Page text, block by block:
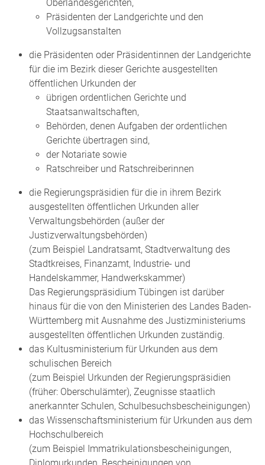
Oberlandesgerichten,
Präsidenten der Landgerichte und den
Vollzugsanstalten
die Präsidenten oder Präsidentinnen der Landgerichte
für die im Bezirk dieser Gerichte ausgestellten
öffentlichen Urkunden der
übrigen ordentlichen Gerichte und
Staatsanwaltschaften,
Behörden, denen Aufgaben der ordentlichen
Gerichte übertragen sind,
der Notariate sowie
Ratschreiber und Ratschreiberinnen
die Regierungspräsidien für die in ihrem Bezirk
ausgestellten öffentlichen Urkunden aller
Verwaltungsbehörden (außer der
Justizverwaltungsbehörden)
(zum Beispiel Landratsamt, Stadtverwaltung des
Stadtkreises, Finanzamt, Industrie- und
Handelskammer, Handwerkskammer)
Das Regierungspräsidium Tübingen ist darüber
hinaus für die von den Ministerien des Landes Baden-
Württemberg mit Ausnahme des Justizministeriums
ausgestellten öffentlichen Urkunden zuständig.
das Kultusministerium für Urkunden aus dem
schulischen Bereich
(zum Beispiel Urkunden der Regierungspräsidien
(früher: Oberschulämter), Zeugnisse staatlich
anerkannter Schulen, Schulbesuchsbescheinigungen)
das Wissenschaftsministerium für Urkunden aus dem
Hochschulbereich
(zum Beispiel Immatrikulationsbescheinigungen,